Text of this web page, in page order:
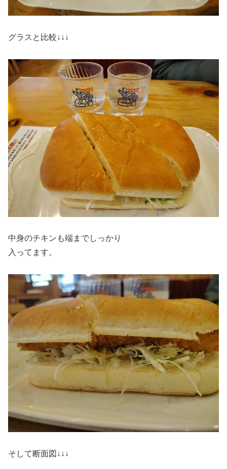
グラスと比較↓↓↓
中身のチキンも端までしっかり
入ってます。
そして断面図↓↓↓